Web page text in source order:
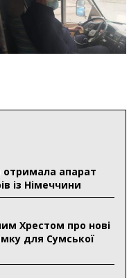
отримала апарат
із Німеччини
Хрестом про нові
для Сумської